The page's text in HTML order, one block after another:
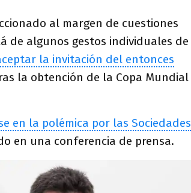
al margen de cuestiones
de algunos gestos individuales de
la invitación del entonces
la obtención de la Copa Mundial
en la polémica por las Sociedades
en una conferencia de prensa.